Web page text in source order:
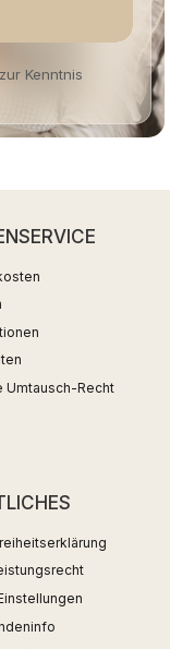
zur Kenntnis
Umtausch-Recht